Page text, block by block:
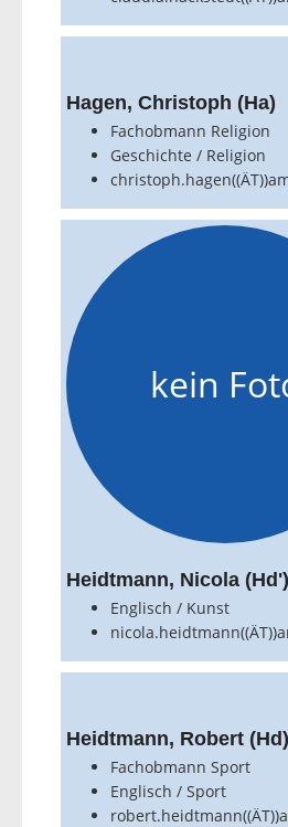
Hagen, Christoph (Ha)
Fachobmann Religion
Geschichte / Religion
kein
Heidtmann, Nicola (Hd')
Englisch / Kunst
Heidtmann, Robert (Hd)
Fachobmann Sport
Englisch / Sport